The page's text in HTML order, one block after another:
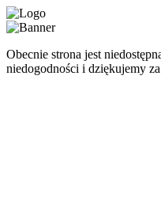
Obecnie strona jest
niedogodności i dziękujemy